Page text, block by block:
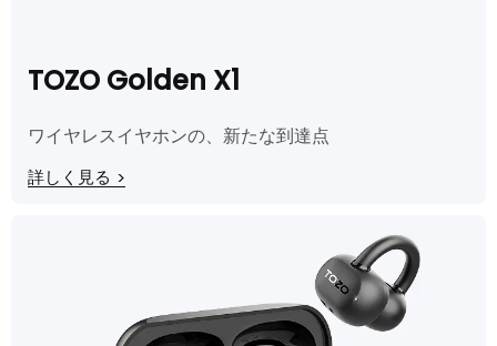
TOZO Golden X1
ワイヤレスイヤホンの、新たな到達点
詳しく見る >